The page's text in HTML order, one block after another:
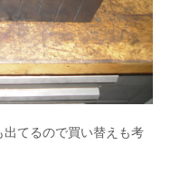
てるので買い替えも考